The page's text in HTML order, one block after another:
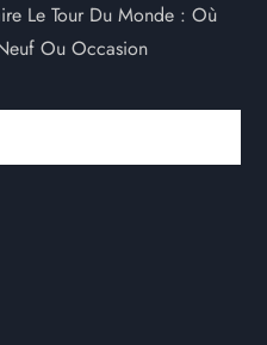
Le Tour Du Monde : Où
Ou Occasion